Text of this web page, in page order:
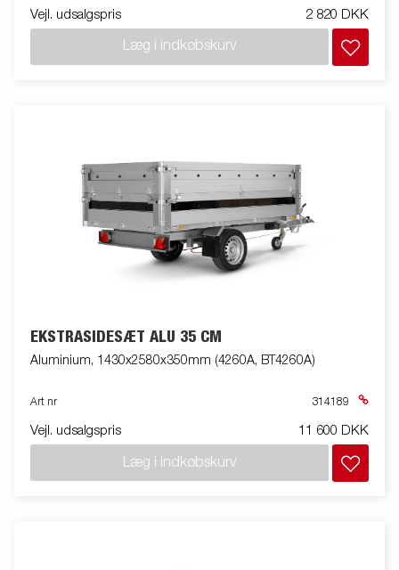
Vejl. udsalgspris 2 820 DKK
Læg i indkøbskurv
EKSTRASIDESÆT ALU 35 CM
Aluminium, 1430x2580x350mm (4260A, BT4260A)
Art nr 314189
Vejl. udsalgspris 11 600 DKK
Læg i indkøbskurv